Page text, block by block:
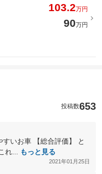
103.2万円
90万円
投稿数653
すいお車 【総合評価】 と
れ...
もっと見る
2021年01月25日